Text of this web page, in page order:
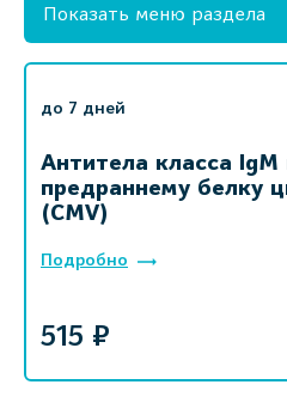
Показать меню раздела
до 7 дней
Антитела класса IgM
предраннему белку
(CMV)
Подробно
515 ₽